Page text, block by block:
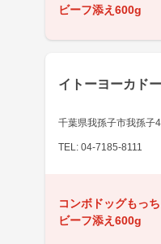
ビーフ添え600g
イトーヨーカド
千葉県我孫子市我孫子
TEL: 04-7185-8111
コンボドッグもっ
ビーフ添え600g